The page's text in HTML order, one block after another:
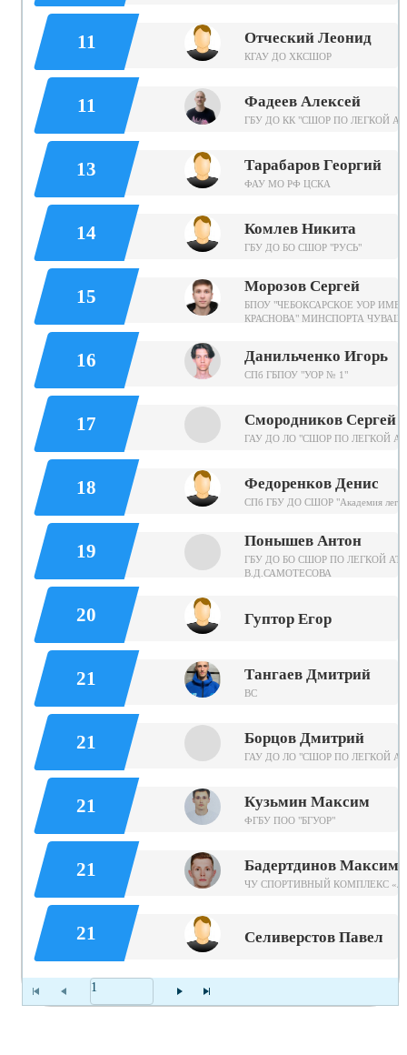
11 Отческий Леонид
КГАУ ДО ХКСШОР
11 Фадеев Алексей
ГБУ ДО КК "СШОР ПО ЛЕГКОЙ
13 Тарабаров Георгий
ФАУ МО РФ ЦСКА
14 Комлев Никита
ГБУ ДО БО СШОР "РУСЬ"
15 Морозов Сергей
БПОУ "ЧЕБОКСАРСКОЕ УОР
КРАСНОВА" МИНСПОРТА
16 Данильченко Игорь
СПб ГБПОУ "УОР № 1"
17 Смородников Сергей
ГАУ ДО ЛО "СШОР ПО ЛЕГКОЙ
18 Федоренков Денис
СПб ГБУ ДО СШОР "Академия
19 Понышев Антон
ГБУ ДО БО СШОР ПО ЛЕГКОЙ
В.Д.САМОТЕСОВА
20 Гуптор Егор
21 Тангаев Дмитрий
ВС
21 Борцов Дмитрий
ГАУ ДО ЛО "СШОР ПО ЛЕГКОЙ
21 Кузьмин Максим
ФГБУ ПОО "БГУОР"
21 Бадертдинов Максим
ЧУ СПОРТИВНЫЙ КОМПЛЕКС
21 Селиверстов Павел